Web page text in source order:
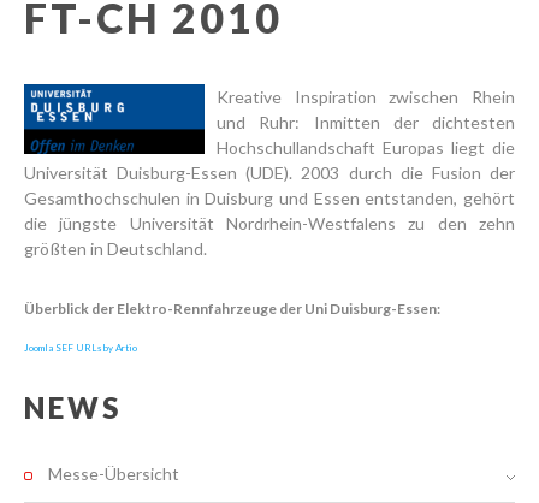
FT-CH 2010
Kreative Inspiration zwischen Rhein
und Ruhr: Inmitten der dichtesten
Hochschullandschaft Europas liegt die
Universität Duisburg-Essen (UDE). 2003 durch die Fusion der
Gesamthochschulen in Duisburg und Essen entstanden, gehört
die jüngste Universität Nordrhein-Westfalens zu den zehn
größten in Deutschland.
Überblick der Elektro-Rennfahrzeuge der Uni Duisburg-Essen:
Joomla SEF URLs by Artio
NEWS
Messe-Übersicht